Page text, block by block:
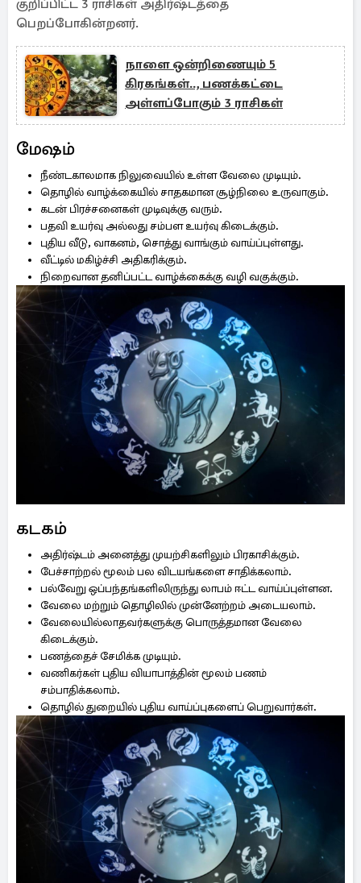
குறிப்பிட்ட 3 ராசிகள் அதிர்ஷ்டத்தை
பெறப்போகின்றனர்.
நாளை ஒன்றிணையும் 5
கிரகங்கள்.., பணக்கட்டை
அள்ளப்போகும் 3 ராசிகள்
மேஷம்
நீண்டகாலமாக நிலுவையில் உள்ள வேலை முடியும்.
தொழில் வாழ்க்கையில் சாதகமான சூழ்நிலை உருவாகும்.
கடன் பிரச்சனைகள் முடிவுக்கு வரும்.
பதவி உயர்வு அல்லது சம்பள உயர்வு கிடைக்கும்.
புதிய வீடு, வாகனம், சொத்து வாங்கும் வாய்ப்புள்ளது.
வீட்டில் மகிழ்ச்சி அதிகரிக்கும்.
நிறைவான தனிப்பட்ட வாழ்க்கைக்கு வழி வகுக்கும்.
கடகம்
அதிர்ஷ்டம் அனைத்து முயற்சிகளிலும் பிரகாசிக்கும்.
பேச்சாற்றல் மூலம் பல விடயங்களை சாதிக்கலாம்.
பல்வேறு ஒப்பந்தங்களிலிருந்து லாபம் ஈட்ட வாய்ப்புள்ளன.
வேலை மற்றும் தொழிலில் முன்னேற்றம் அடையலாம்.
வேலையில்லாதவர்களுக்கு பொருத்தமான வேலை
கிடைக்கும்.
பணத்தைச் சேமிக்க முடியும்.
வணிகர்கள் புதிய வியாபாத்தின் மூலம் பணம்
சம்பாதிக்கலாம்.
தொழில் துறையில் புதிய வாய்ப்புகளைப் பெறுவார்கள்.